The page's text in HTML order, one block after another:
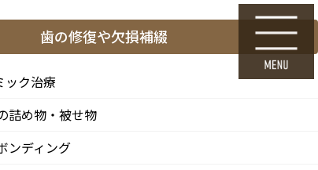
24時間Web初診予約
採用エントリー
FEE
歯の修復や欠損補綴
ック治療
詰め物・被せ物
ンディング